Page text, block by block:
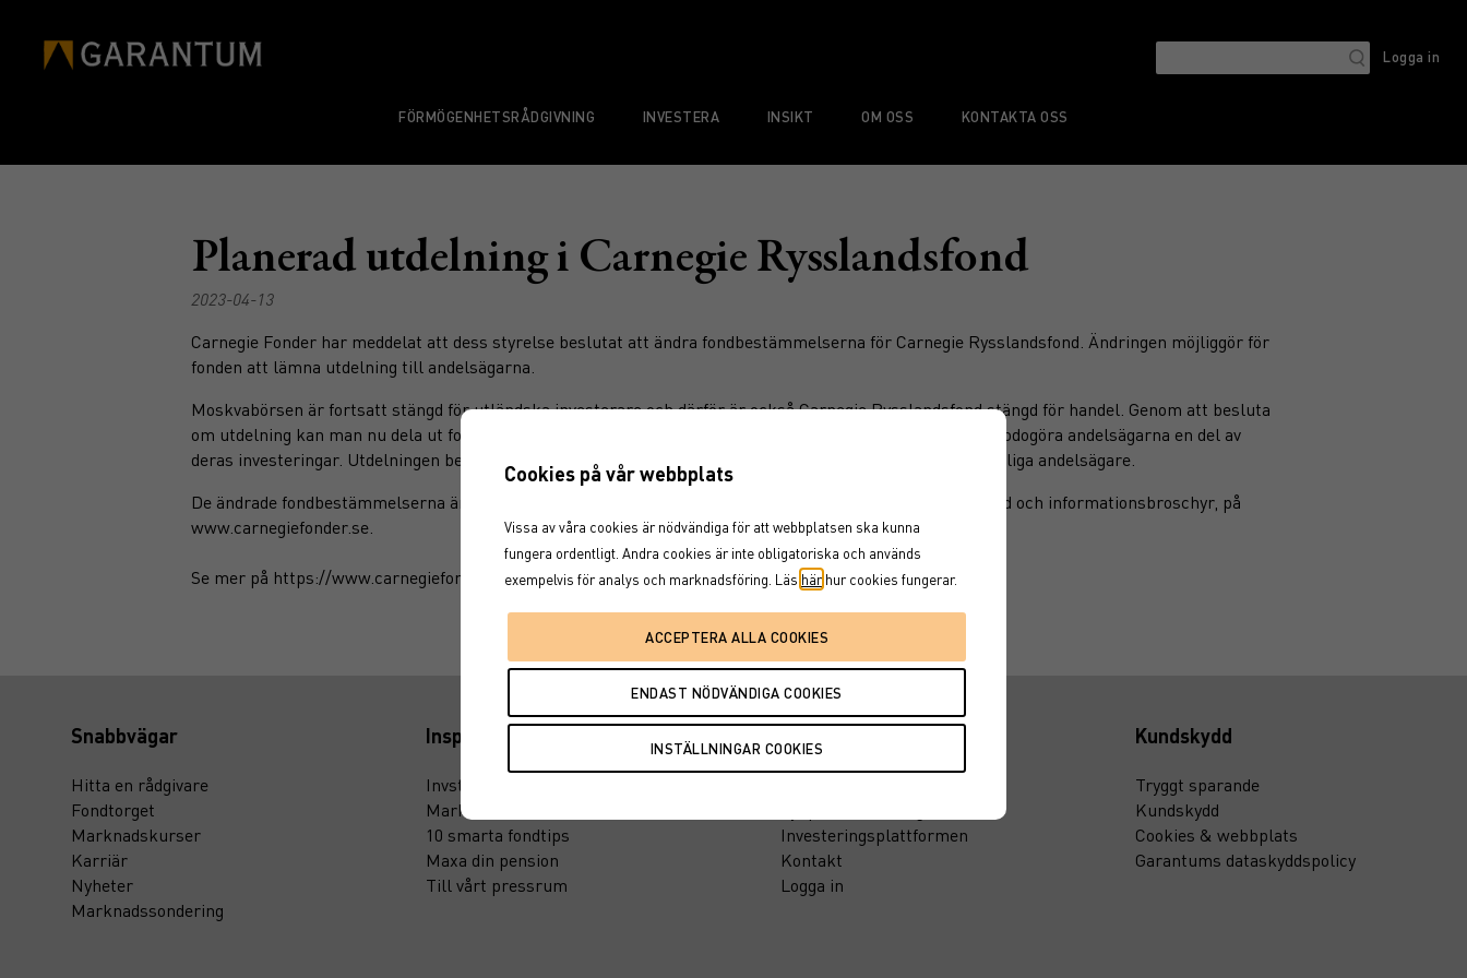
Logga in
FÖRMÖGENHETSRÅDGIVNING INVESTERA INSIKT OM OSS KONTAKTA OSS
Planerad utdelning i Carnegie Rysslandsfond
2023-04-13
Carnegie Fonder har meddelat att dess styrelse beslutat att ändra fondbestämmelserna för Carnegie Rysslandsfond. Ändringen möjliggör för
fonden att lämna utdelning till andelsägarna.
Moskvabörsen är fortsatt stängd för utländska investerare och därför är också Carnegie Rysslandsfond stängd för handel. Genom att besluta
om utdelning kan man nu dela ut fondens kontanta medel som ej är möjliga att investera, detta för att tillgodogöra andelsägarna en del av
deras investeringar. Utdelningen beräknas ske med NAV per den 28 april och betalas ut den 2 maj till samtliga andelsägare.
De ändrade fondbestämmelserna är godkända av Finansinspektionen och finns, tillsammans med faktablad och informationsbroschyr, på
www.carnegiefonder.se
Se mer på https://www.carnegiefonder.se/planerad-utdelning-i-carnegie-rysslandsfond/
Snabbvägar
Hitta en rådgivare
Fondtorget
Marknadskurser
Karriär
Nyheter
Marknadssondering
Inspiration
Invstr
Marknadsinsikt
10 smarta fondtips
Maxa din pension
Till vårt pressrum
Investeringsplattformen
Kontakt
Logga in
Kundskydd
Tryggt sparande
Kundskydd
Cookies & webbplats
Garantums dataskyddspolicy
Cookies på vår webbplats
Vissa av våra cookies är nödvändiga för att webbplatsen ska kunna
fungera ordentligt. Andra cookies är inte obligatoriska och används
exempelvis för analys och marknadsföring. Läs här hur cookies fungerar.